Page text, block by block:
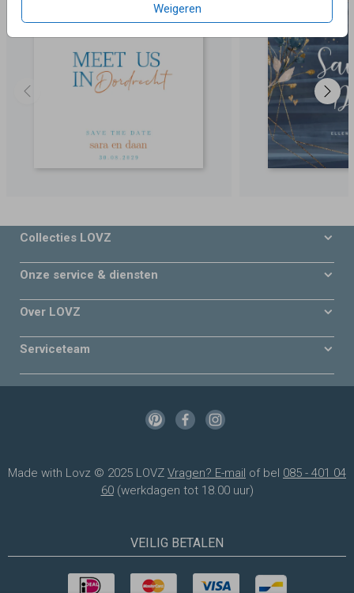
Weigeren
Collecties LOVZ
Onze service & diensten
Over LOVZ
Serviceteam
Made with Lovz © 2025 LOVZ Vragen? E-mail of bel 085 - 401 04
60(werkdagen tot 18.00 uur)
VEILIG BETALEN